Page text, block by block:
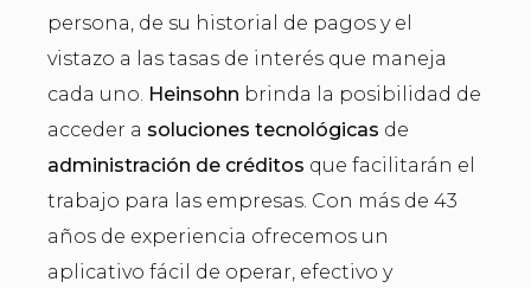
persona, de su historial de pagos y el
vistazo a las tasas de interés que maneja
cada uno. Heinsohn brinda la posibilidad de
acceder a soluciones tecnológicas de
administración de créditos que facilitarán el
trabajo para las empresas. Con más de 43
años de experiencia ofrecemos un
aplicativo fácil de operar, efectivo y